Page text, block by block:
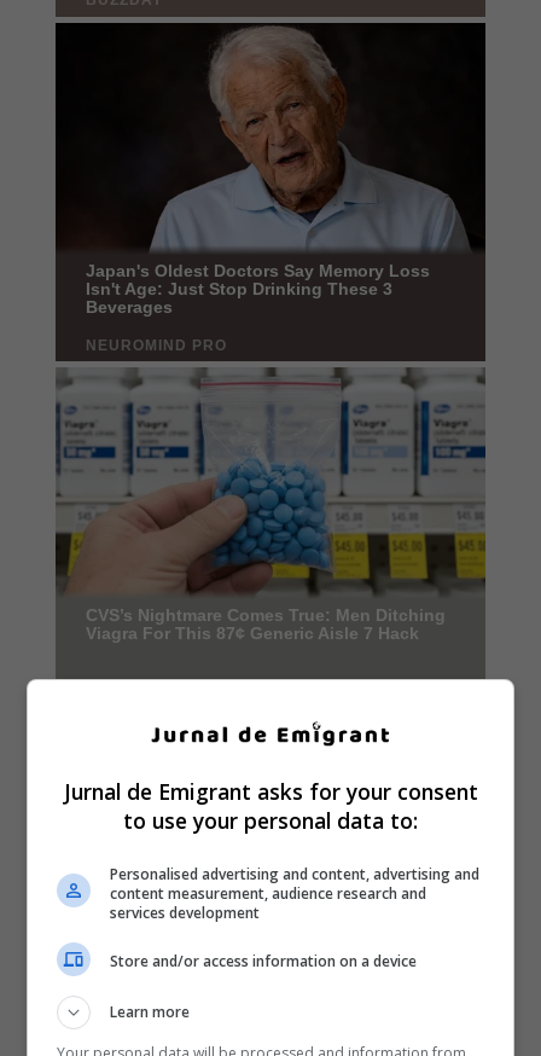
Jurnal de Emigrant asks for your consent
to use your personal data to:
Personalised advertising and content, advertising and
content measurement, audience research and
services development
Store and/or access information on a device
Learn more